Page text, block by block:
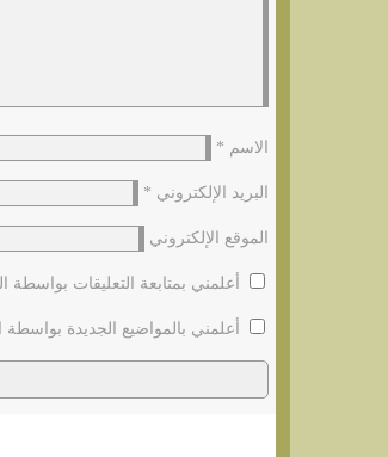
الاسم *
البريد الإلكتروني *
الموقع الإلكتروني
أعلمني بمتابعة التعليقات بواسطة
أعلمني بالمواضيع الجديدة بواسطة